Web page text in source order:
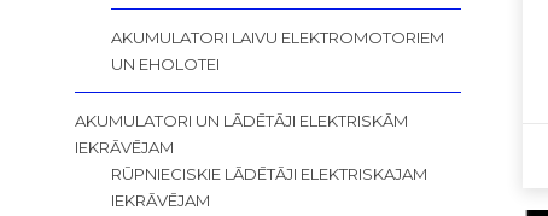
AKUMULATORI LAIVU ELEKTROMOTORIEM
UN EHOLOTEI
AKUMULATORI UN LĀDĒTĀJI ELEKTRISKĀM
IEKRĀVĒJAM
RŪPNIECISKIE LĀDĒTĀJI ELEKTRISKAJAM
IEKRĀVĒJAM